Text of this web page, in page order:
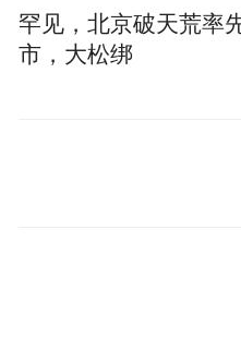
罕见，北京破天荒率
市，大松绑